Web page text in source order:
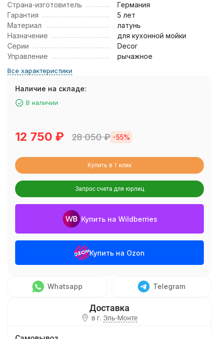
Страна-изготовитель
Германия
Гарантия
5 лет
Материал
латунь
Назначение
для кухонной мойки
Серии
Decor
Управление
рычажное
Все характеристики
Наличие на складе:
В наличии
12 750 ₽ 28 050₽ -55%
Купить в 1 клик
Запрос счета для юрлиц
Купить на Wildberries
Купить на Ozon
Whatsapp Telegram
в г. Эль-Монте